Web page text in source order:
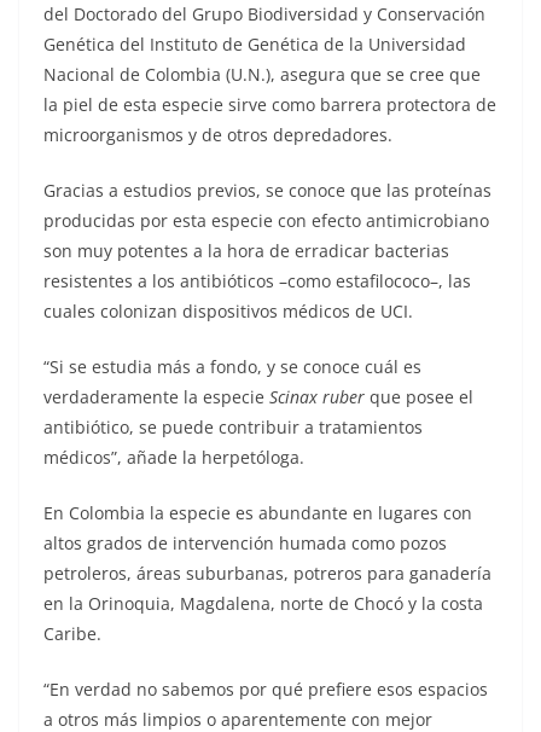
del Doctorado del Grupo Biodiversidad y Conservación
Genética del Instituto de Genética de la Universidad
Nacional de Colombia (U.N.), asegura que se cree que
la piel de esta especie sirve como barrera protectora de
microorganismos y de otros depredadores.
Gracias a estudios previos, se conoce que las proteínas
producidas por esta especie con efecto antimicrobiano
son muy potentes a la hora de erradicar bacterias
resistentes a los antibióticos –como estafilococo–, las
cuales colonizan dispositivos médicos de UCI.
“Si se estudia más a fondo, y se conoce cuál es
verdaderamente la especie Scinax ruber que posee el
antibiótico, se puede contribuir a tratamientos
médicos”, añade la herpetóloga.
En Colombia la especie es abundante en lugares con
altos grados de intervención humada como pozos
petroleros, áreas suburbanas, potreros para ganadería
en la Orinoquia, Magdalena, norte de Chocó y la costa
Caribe.
“En verdad no sabemos por qué prefiere esos espacios
a otros más limpios o aparentemente con mejor